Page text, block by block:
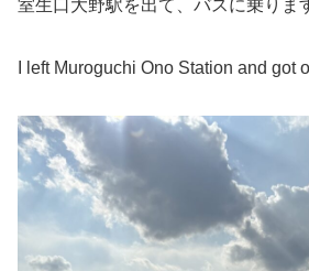
室生口大野駅を出て、バスに乗りま
I left Muroguchi Ono Station and got